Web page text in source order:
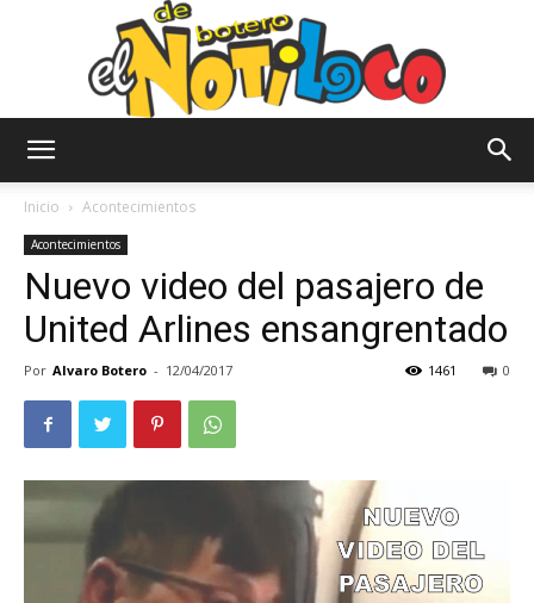
Notiloco
Botero
Inicio Acontecimientos
Acontecimientos
Nuevo video del pasajero de
United Arlines ensangrentado
Por Alvaro Botero - 12/04/2017 0
1461